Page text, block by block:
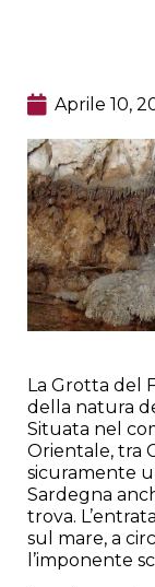
Aprile 10,
La Grotta del
della natura
Situata nel
Orientale, tra
sicuramente
Sardegna
trova.
sul mare, a
l’imponente